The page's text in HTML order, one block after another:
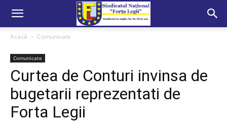
Acasă Comunicate
Comunicate
Curtea de Conturi invinsa de
bugetarii reprezentati de
Forta Legii